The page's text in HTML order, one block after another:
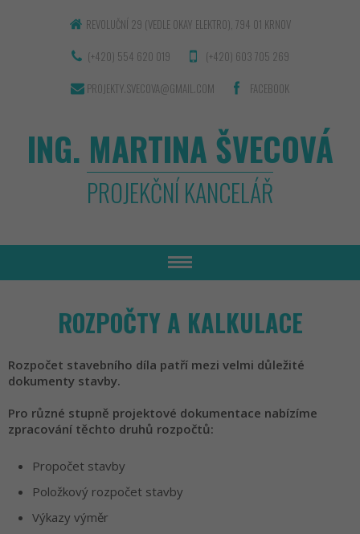
REVOLUČNÍ 29 (VEDLE OKAY ELEKTRO), 794 01 KRNOV
(+420) 554 620 019
(+420) 603 705 269
PROJEKTY.SVECOVA@GMAIL.COM
FACEBOOK
ING. MARTINA ŠVECOVÁ
PROJEKČNÍ KANCELÁŘ
ROZPOČTY A KALKULACE
Rozpočet stavebního díla patří mezi velmi důležité
dokumenty stavby.
Pro různé stupně projektové dokumentace nabízíme
zpracování těchto druhů rozpočtů:
Propočet stavby
Položkový rozpočet stavby
Výkazy výměr